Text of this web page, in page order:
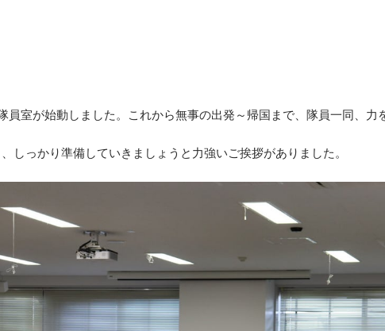
員室が始動しました。これから無事の出発～帰国まで、隊員一同、
っかり準備していきましょうと力強いご挨拶がありました。